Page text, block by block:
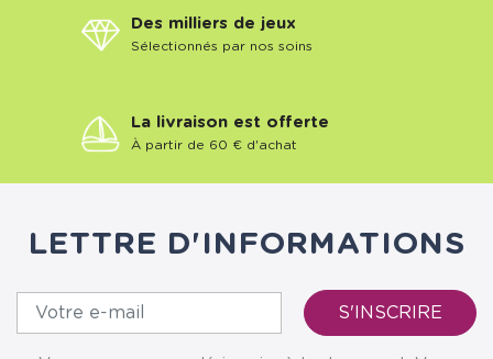
Des milliers de jeux
Sélectionnés par nos soins
La livraison est offerte
À partir de 60 € d'achat
LETTRE D'INFORMATIONS